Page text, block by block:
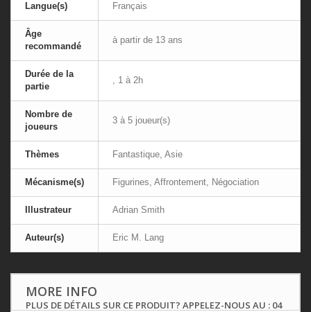
Langue(s) Français
Âge
recommandé
à partir de 13 ans
Durée de la
partie
, 1 à 2h
Nombre de
joueurs
3 à 5 joueur(s)
Thèmes Fantastique, Asie
Mécanisme(s) Figurines, Affrontement, Négociation
Illustrateur Adrian Smith
Auteur(s) Eric M. Lang
MORE INFO
PLUS DE DÉTAILS SUR CE PRODUIT? APPELEZ-NOUS AU : 04